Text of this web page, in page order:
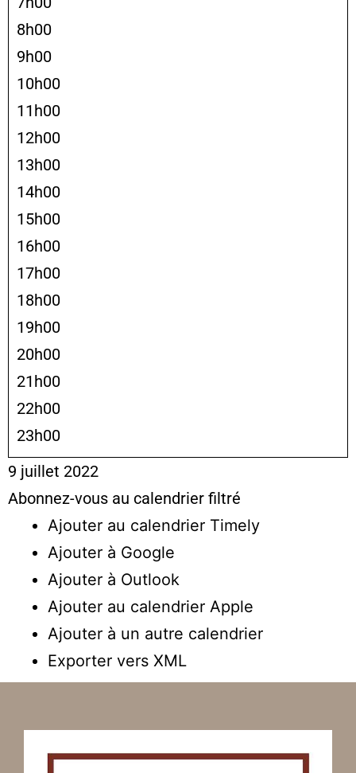
8h00
9h00
10h00
11h00
12h00
13h00
14h00
15h00
16h00
17h00
18h00
19h00
20h00
21h00
22h00
23h00
9 juillet 2022
Abonnez-vous au calendrier filtré
Ajouter au calendrier Timely
Ajouter à Google
Ajouter à Outlook
Ajouter au calendrier Apple
Ajouter à un autre calendrier
Exporter vers XML